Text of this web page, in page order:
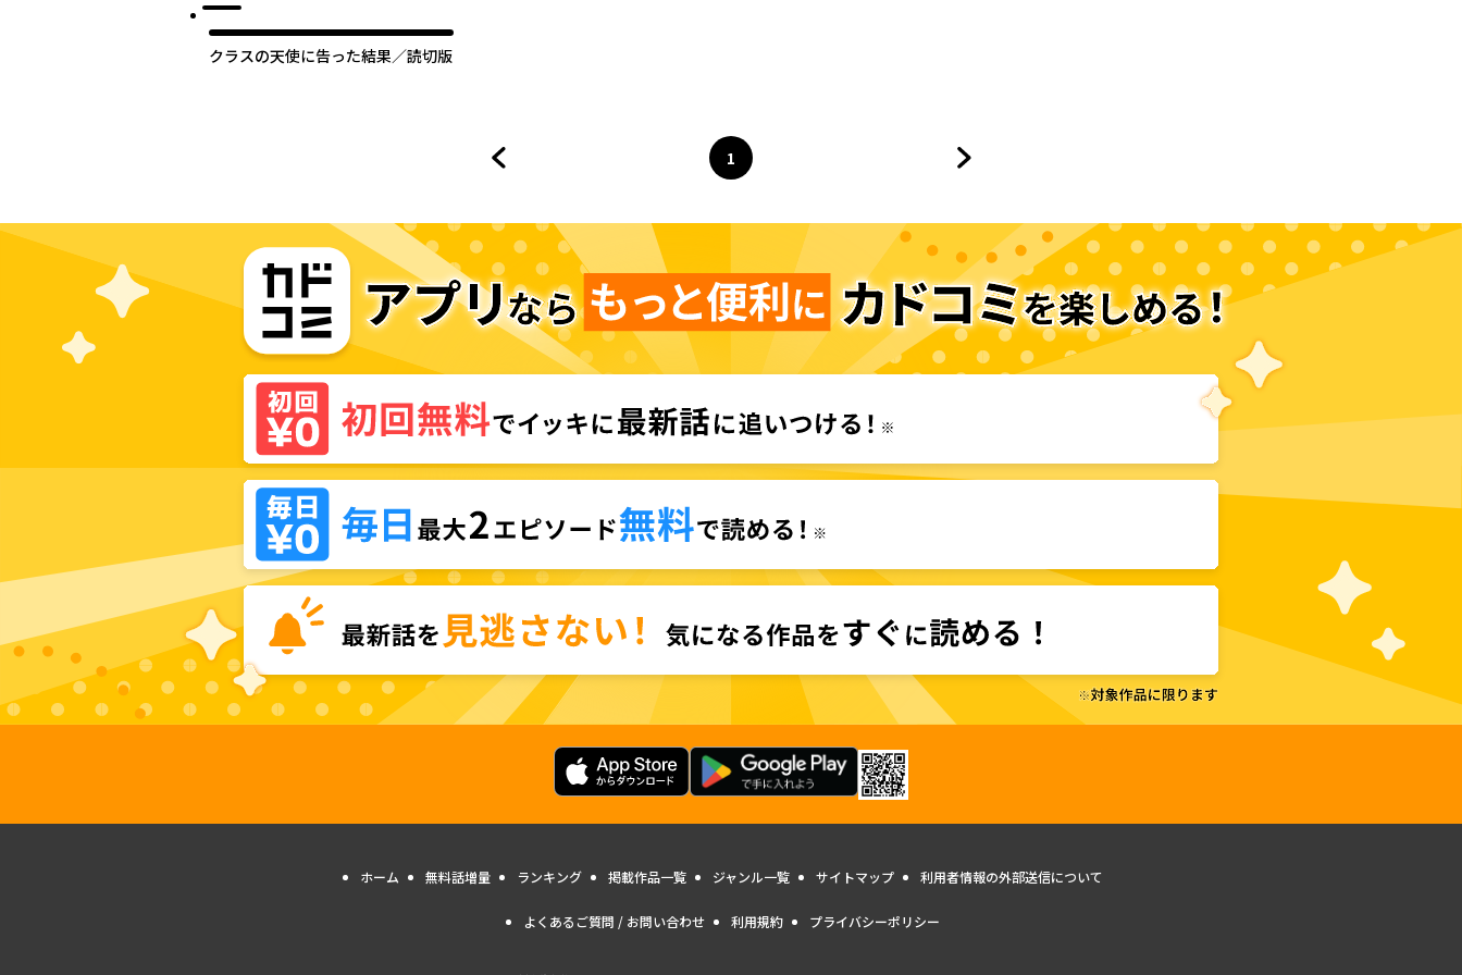
クラスの天使に告った結果／読切版
ページ
1
へ
ホーム 無料話増量 ランキング 掲載作品一覧 ジャンル一覧 サイトマップ 利用者情報の外部送信について
よくあるご質問 / お問い合わせ 利用規約 プライバシーポリシー